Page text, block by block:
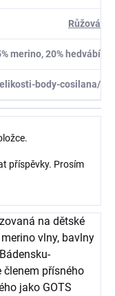
Růžová
merino, 20% hedvábí
body-cosilana/
příspěvky. Prosím
na dětské
vlny, bavlny
členem přísného
jako GOTS